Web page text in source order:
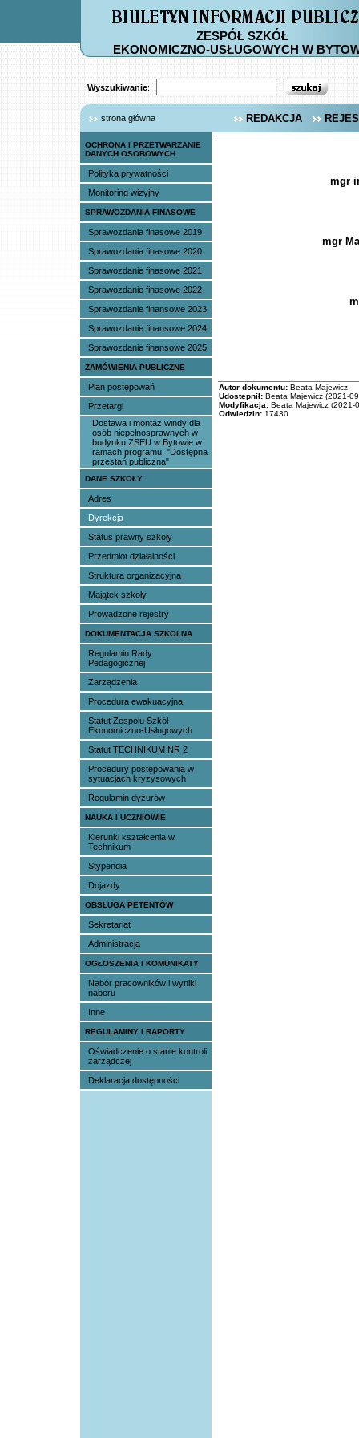
ZESPÓŁ SZKÓŁ
EKONOMICZNO-USŁUGOWYCH W
Wyszukiwanie:
strona główna REDAKCJA
OCHRONA I PRZETWARZANIE
DANYCH OSOBOWYCH
Polityka prywatności
Monitoring wizyjny
SPRAWOZDANIA FINASOWE
Sprawozdania finasowe 2019
Sprawozdania finasowe 2020
Sprawozdanie finasowe 2021
Sprawozdanie finasowe 2022
Sprawozdanie finansowe 2023
Sprawozdanie finansowe 2024
Sprawozdanie finansowe 2025
ZAMÓWIENIA PUBLICZNE
Plan postępowań
Przetargi
Dostawa i montaż windy dla
osób niepełnosprawnych w
budynku ZSEU w Bytowie w
ramach programu: "Dostępna
przestań publiczna"
DANE SZKOŁY
Adres
Dyrekcja
Status prawny szkoły
Przedmiot działalności
Struktura organizacyjna
Majątek szkoły
Prowadzone rejestry
DOKUMENTACJA SZKOLNA
Regulamin Rady
Pedagogicznej
Zarządzenia
Procedura ewakuacyjna
Statut Zespołu Szkół
Ekonomiczno-Usługowych
Statut TECHNIKUM NR 2
Procedury postępowania w
sytuacjach kryzysowych
Regulamin dyżurów
NAUKA I UCZNIOWIE
Kierunki kształcenia w
Technikum
Stypendia
Dojazdy
OBSŁUGA PETENTÓW
Sekretariat
Administracja
OGŁOSZENIA I KOMUNIKATY
Nabór pracowników i wyniki
naboru
Inne
REGULAMINY I RAPORTY
Oświadczenie o stanie kontroli
zarządczej
Deklaracja dostępności
mgr
mgr
Autor dokumentu: Beata Majewicz
Udostępnił: Beata Majewicz (2021-
Modyfikacja: Beata Majewicz (2021-
Odwiedzin: 17430